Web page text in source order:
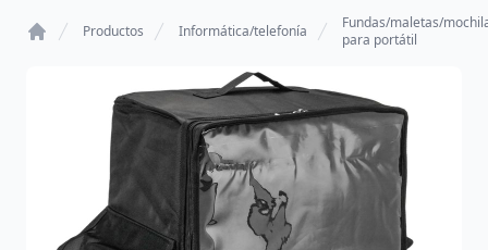
Productos Informática/telefonía
Fundas/maletas/
para portátil